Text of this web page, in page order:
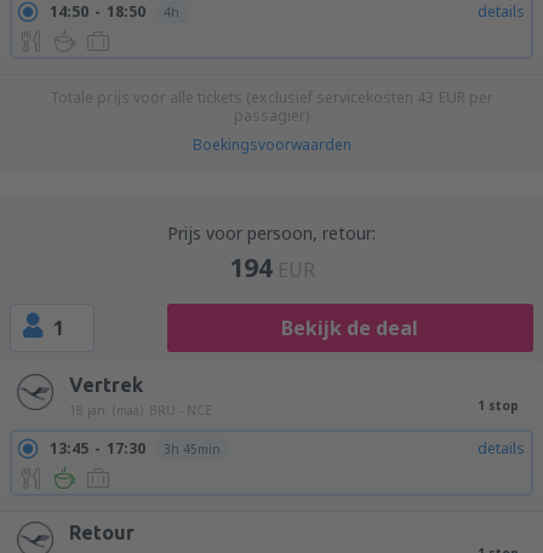
14:50 18:50 4h details
Totale prijs voor alle tickets (exclusief servicekosten 43 EUR per
passagier)
Boekingsvoorwaarden
Prijs voor persoon, retour:
194 EUR
1 Bekijk de deal
Vertrek
18 jan. (maa) BRU - NCE 1 stop
13:45 17:30 3h 45min details
Retour